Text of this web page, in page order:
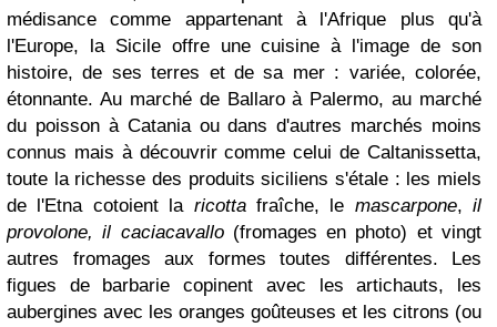
médisance comme appartenant à l'Afrique plus qu'à
l'Europe, la Sicile offre une cuisine à l'image de son
histoire, de ses terres et de sa mer : variée, colorée,
étonnante. Au marché de Ballaro à Palermo, au marché
du poisson à Catania ou dans d'autres marchés moins
connus mais à découvrir comme celui de Caltanissetta,
toute la richesse des produits siciliens s'étale : les miels
de l'Etna cotoient la ricotta fraîche, le mascarpone, il
provolone, il caciacavallo(fromages en photo) et vingt
autres fromages aux formes toutes différentes. Les
figues de barbarie copinent avec les artichauts, les
aubergines avec les oranges goûteuses et les citrons (ou